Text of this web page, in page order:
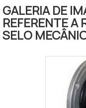
relacionadas
vedação,
possibilitam
entre elas
juntas
entre elas, e
objetos
GALERIA DE
REFERENTE A
SELO